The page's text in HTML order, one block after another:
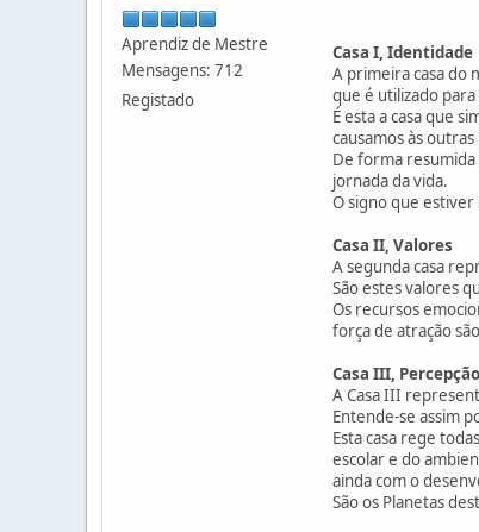
Aprendiz de Mestre
Mensagens: 712
Registado
Casa I, Identidade
A primeira casa do
que é utilizado
É esta a casa que
causamos às outras
De forma
jornada da vida.
O signo que
Casa II, Valores
A segunda casa
São estes valores
Os recursos
força de atração
Casa III,
A Casa III
Entende-se assim
Esta casa rege
escolar e do
ainda com o
São os Planetas